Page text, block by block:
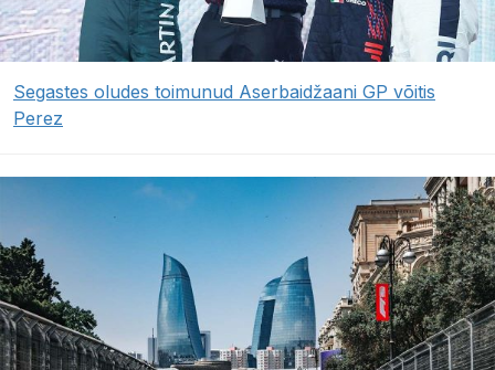
Segastes oludes toimunud Aserbaidžaani GP võitis
Perez